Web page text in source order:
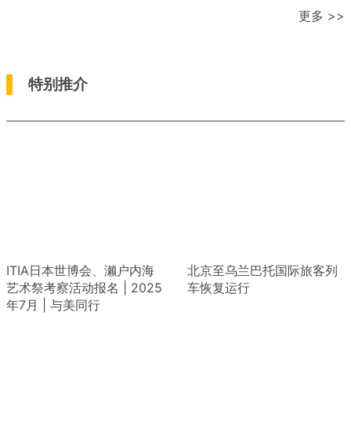
更多 >>
特别推介
ITIA日本世博会、濑户内海
艺术祭考察活动报名 | 2025
年7月 | 与美同行
北京至乌兰巴托国际旅客列
车恢复运行